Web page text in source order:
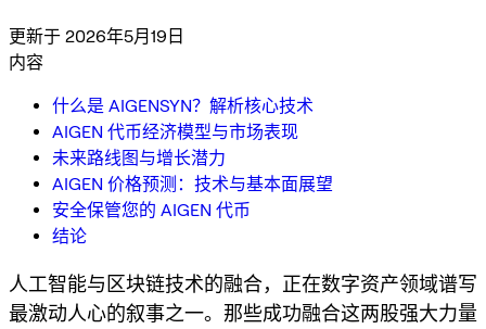
更新于 2026年5月19日
内容
什么是 AIGENSYN？解析核心技术
AIGEN 代币经济模型与市场表现
未来路线图与增长潜力
AIGEN 价格预测：技术与基本面展望
安全保管您的 AIGEN 代币
结论
人工智能与区块链技术的融合，正在数字资产领域谱写
最激动人心的叙事之一。那些成功融合这两股强大力量